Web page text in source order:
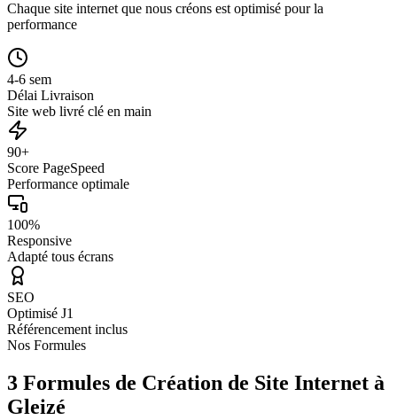
Chaque site internet que nous créons est optimisé pour la
performance
4-6 sem
Délai Livraison
Site web livré clé en main
90+
Score PageSpeed
Performance optimale
100%
Responsive
Adapté tous écrans
SEO
Optimisé J1
Référencement inclus
Nos Formules
3 Formules de Création de Site Internet à
Gleizé